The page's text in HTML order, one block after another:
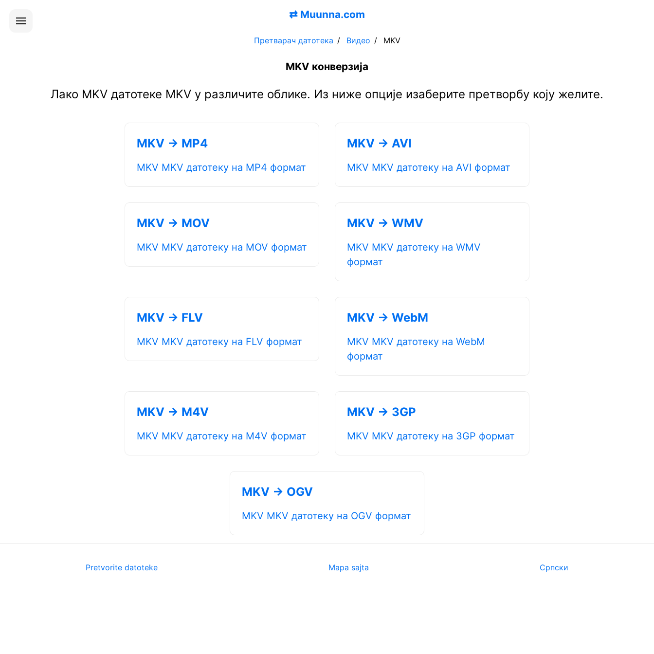
⇄ Muunna.com
Претварач датотека Видео MKV
MKV конверзија
Лако MKV датотеке MKV у различите облике. Из ниже опције изаберите претворбу коју желите.
MKV → MP4
MKV MKV датотеку на MP4 формат
MKV → AVI
MKV MKV датотеку на AVI формат
MKV → MOV
MKV MKV датотеку на MOV формат
MKV → WMV
MKV MKV датотеку на WMV
формат
MKV → FLV
MKV MKV датотеку на FLV формат
MKV → WebM
MKV MKV датотеку на WebM
формат
MKV → M4V
MKV MKV датотеку на M4V формат
MKV → 3GP
MKV MKV датотеку на 3GP формат
MKV → OGV
MKV MKV датотеку на OGV формат
Pretvorite datoteke Mapa sajta Српски